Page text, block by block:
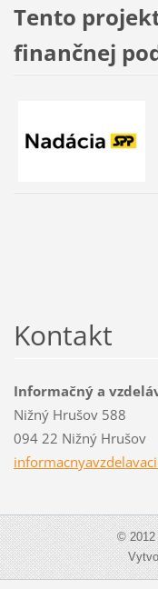
Tento
finančnej
Kontakt
Informačný a
Nižný Hrušov 588
094 22 Nižný Hrušov
informacnyavzdel
© 2012